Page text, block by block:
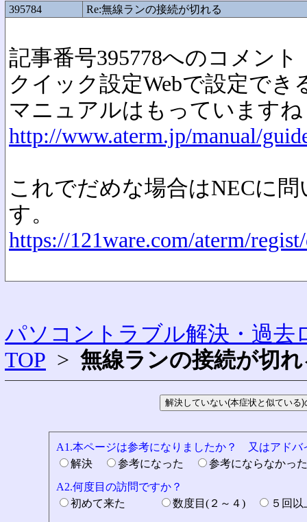
395784 Re:無線ランの接続が切れる
記事番号395778へのコメント
クイック設定Webで設定でき
マニュアルはもっています
http://www.aterm.jp/manual/
これでだめな場合はNECに
す。
https://121ware.com/aterm/
パソコントラブル解決・過去
TOP > 無線ランの接続が切
A1.本ページは参考になりましたか？ 又はアドバ
解決
参考になった
参考にならなか
A2.何度目の訪問ですか？
初めて来た
数度目(２～４) ５回